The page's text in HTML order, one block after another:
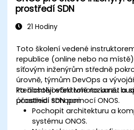
prostředí SDN
21 Hodiny
Toto školení vedené
republice (online nebo na
síťovým inženýrům středně
úrovně, týmům DevOps a
kteří chtějí efektivně rozumět a
prostředí SDN pomocí ONOS.
Po absolvování tohoto kurzu
účastníci schopni:
Pochopit architekturu a
systému ONOS.